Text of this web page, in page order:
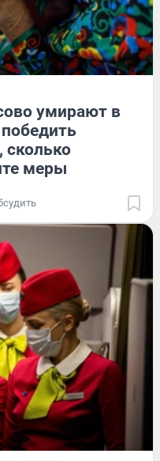
умирают в
сколько
меры